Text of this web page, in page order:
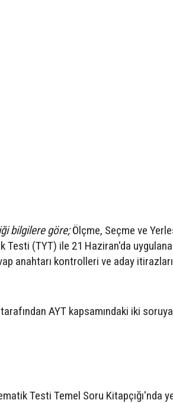
bilgilere göre;Ölçme, Seçme ve
(TYT) ile 21 Haziran'da
anahtarı kontrolleri ve aday
AYT kapsamındaki iki
Testi Temel Soru Kitapçığı'nda